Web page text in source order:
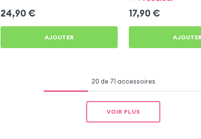
24,90 €
AJOUTER
17,90 €
20 de 71 accessoires
VOIR PLUS